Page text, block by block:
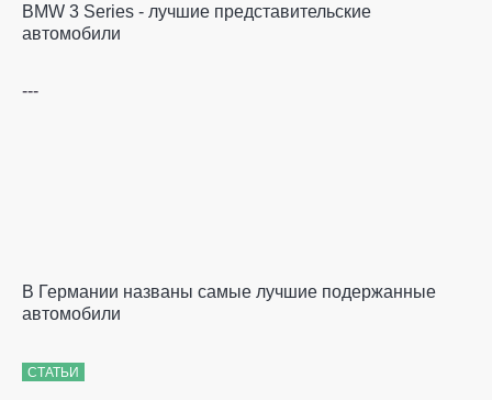
BMW 3 Series - лучшие представительские
автомобили
---
В Германии названы самые лучшие подержанные
автомобили
СТАТЬИ